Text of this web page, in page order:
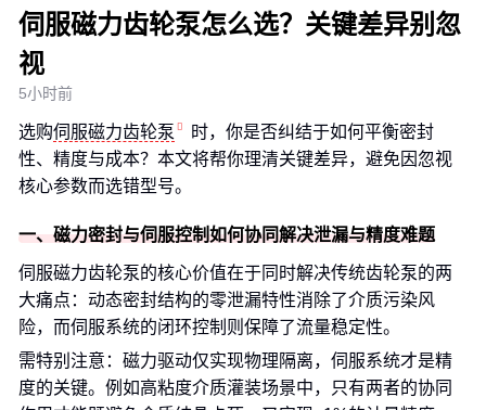
伺服磁力齿轮泵怎么选？关键差异别忽
视
5小时前
选购伺服磁力齿轮泵
时，你是否纠结于如何平衡密封
性、精度与成本？本文将帮你理清关键差异，避免因忽视
核心参数而选错型号。
一、磁力密封与伺服控制如何协同解决泄漏与精度难题
伺服磁力齿轮泵的核心价值在于同时解决传统齿轮泵的两
大痛点：动态密封结构的零泄漏特性消除了介质污染风
险，而伺服系统的闭环控制则保障了流量稳定性。
需特别注意：磁力驱动仅实现物理隔离，伺服系统才是精
度的关键。例如高粘度介质灌装场景中，只有两者的协同